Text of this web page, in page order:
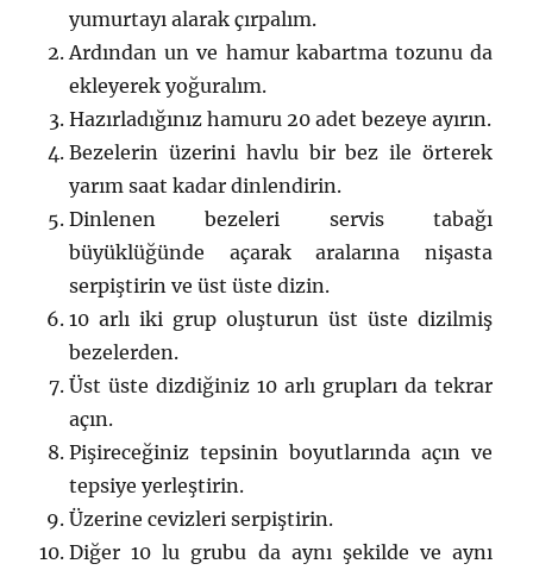
yumurtayı alarak çırpalım.
Ardından un ve hamur kabartma tozunu da
ekleyerek yoğuralım.
Hazırladığınız hamuru 20 adet bezeye ayırın.
Bezelerin üzerini havlu bir bez ile örterek
yarım saat kadar dinlendirin.
Dinlenen bezeleri servis tabağı
büyüklüğünde açarak aralarına nişasta
serpiştirin ve üst üste dizin.
10 arlı iki grup oluşturun üst üste dizilmiş
bezelerden.
Üst üste dizdiğiniz 10 arlı grupları da tekrar
açın.
Pişireceğiniz tepsinin boyutlarında açın ve
tepsiye yerleştirin.
Üzerine cevizleri serpiştirin.
Diğer 10 lu grubu da aynı şekilde ve aynı